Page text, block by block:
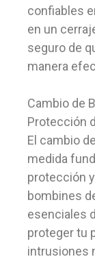
confiables
en un
seguro de
manera
Cambio de
Protección
El cambio
medida
protección
bombines
esenciales
proteger tu
intrusiones